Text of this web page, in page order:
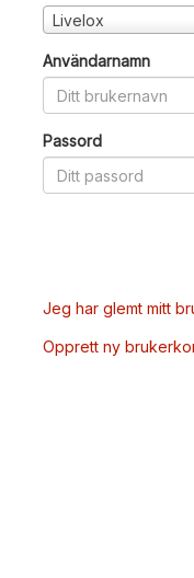
Livelox
Användarnamn
Passord
Jeg har glemt mitt
Opprett ny